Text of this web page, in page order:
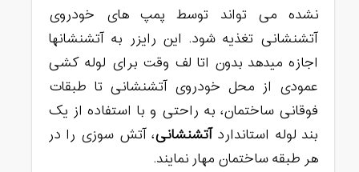
نشده می تواند توسط پمپ های خودروی
آتشنشانی تغذیه شود. این رایزر به آتشنشانها
اجازه میدهد بدون اتا لف وقت برای لوله کشی
عمودی از محل خودروی آتشنشانی تا طبقات
فوقانی ساختمان، به راحتی و با استفاده از یک
بند لوله استانداردآتشنشانی، آتش سوزی را در
هر طبقه ساختمان مهار نمایند.